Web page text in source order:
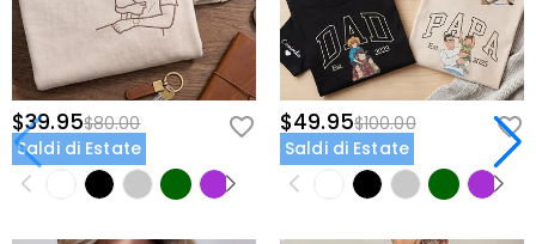
$39.95$80.00
Saldi di Estate
$49.95$100.00
Saldi di Estate